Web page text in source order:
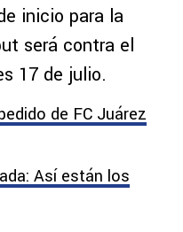
inicio para la
será contra el
17 de julio.
de FC Juárez
Así están los